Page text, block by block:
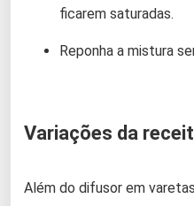
ficarem saturadas.
Reponha a mistura
Variações da
Além do difusor em